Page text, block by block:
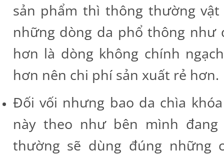
sản phẩm thì thông thường
những dòng da phổ thông như
hơn là dòng không chính
hơn nên chi phí sản xuất rẻ hơn.
Đối vối nhưng bao da chìa
này theo như bên mình
thường sẽ dùng đúng những